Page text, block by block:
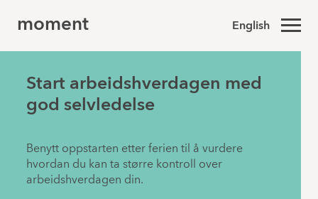
moment English
Start arbeidshverdagen med
god selvledelse
Benytt oppstarten etter ferien til å vurdere
hvordan du kan ta større kontroll over
arbeidshverdagen din.